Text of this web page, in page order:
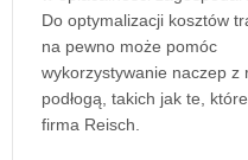
Do optymalizacji kosztów
na pewno może pomóc
wykorzystywanie naczep z
podłogą, takich jak te,
firma Reisch.